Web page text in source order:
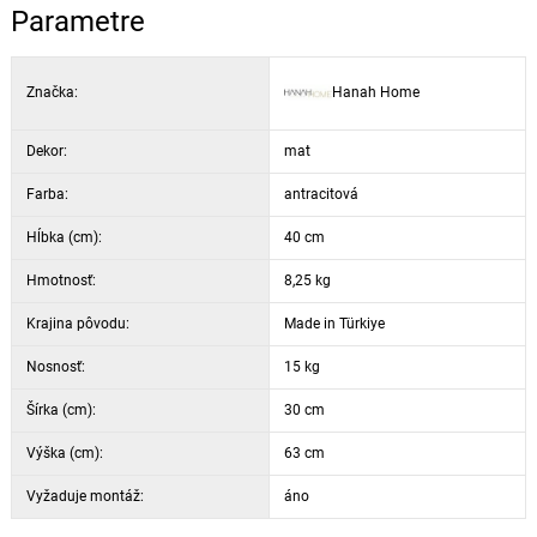
Farba: antracitová
Nohy: na kolieskach (antracitové vyhotovenie)
Parametre
Značka: Hanah Home
Dekor: mat
Farba: antracitová
Hĺbka (cm): 40 cm
Hmotnosť: 8,25 kg
Krajina pôvodu: Made in Türkiye
Nosnosť: 15 kg
Šírka (cm): 30 cm
Výška (cm): 63 cm
Vyžaduje montáž: áno